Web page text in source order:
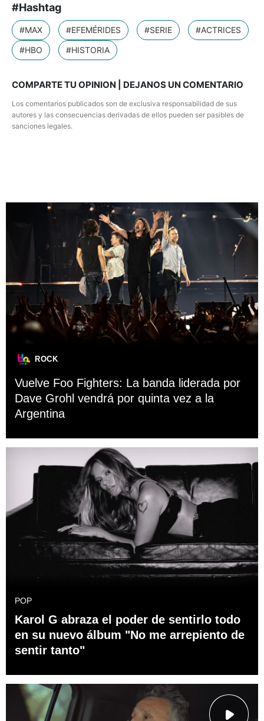
#Hashtag
#MAX #EFEMÉRIDES #SERIE
#ACTRICES
#HBO
#HISTORIA
COMPARTE TU OPINION | DEJANOS UN COMENTARIO
Los comentarios publicados son de exclusiva responsabilidad de sus
autores y las consecuencias derivadas de ellos pueden ser pasibles de
sanciones legales.
ROCK
Vuelve Foo Fighters: La banda liderada por
Dave Grohl vendrá por quinta vez a la
Argentina
POP
Karol G abraza el poder de sentirlo todo
en su nuevo álbum "No me arrepiento de
sentir tanto"